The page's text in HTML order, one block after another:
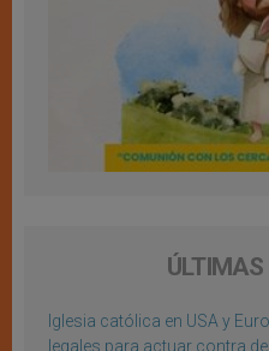
Iglesia católica en USA y
legales para actuar contra